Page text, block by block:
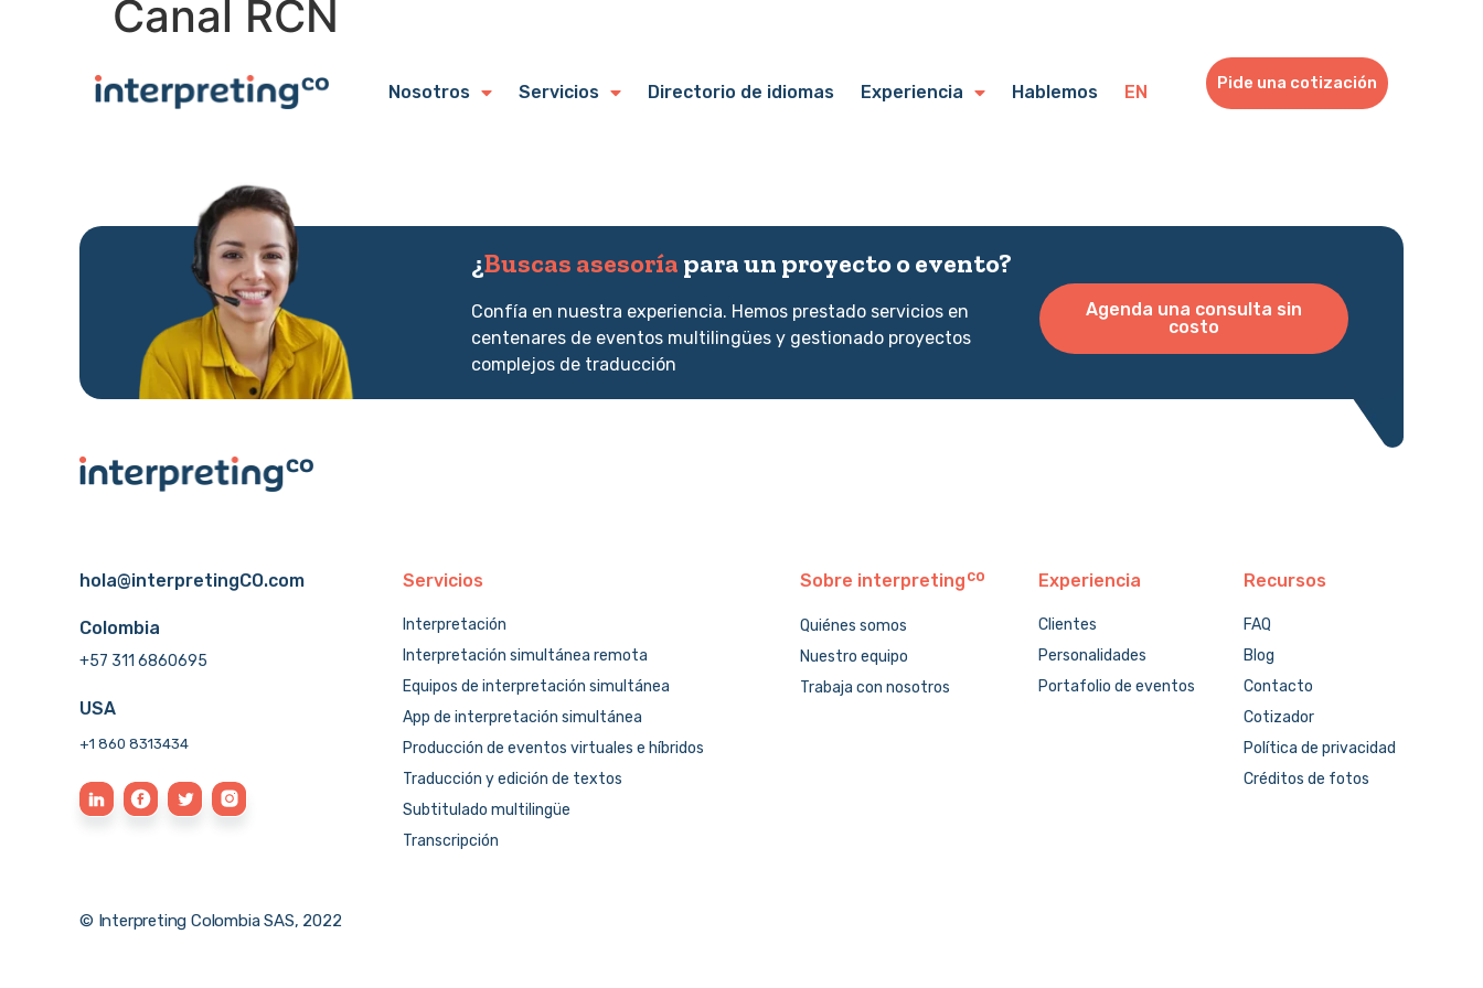
Nosotros Servicios Directorio de idiomas Experiencia Hablemos EN Pide una cotización
Canal RCN
¿Buscas asesoría para un proyecto o evento?
Confía en nuestra experiencia. Hemos prestado servicios en
centenares de eventos multilingües y gestionado proyectos
complejos de traducción
Agenda una consulta sin
costo
hola@interpretingCO.com
Colombia
+57 311 6860695
USA
+1 860 8313434
Servicios
Interpretación
Interpretación simultánea remota
Equipos de interpretación simultánea
App de interpretación simultánea
Producción de eventos virtuales e híbridos
Traducción y edición de textos
Subtitulado multilingüe
Transcripción
Sobre interpreting
Quiénes somos
Nuestro equipo
Trabaja con nosotros
Experiencia
Clientes
Personalidades
Portafolio de eventos
Recursos
FAQ
Blog
Contacto
Cotizador
Política de privacidad
Créditos de fotos
© Interpreting Colombia SAS, 2022